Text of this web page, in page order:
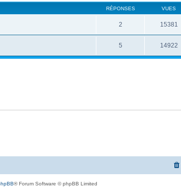
RÉPONSES VUES
2 15381
5 14922
® Forum Software © phpBB Limited